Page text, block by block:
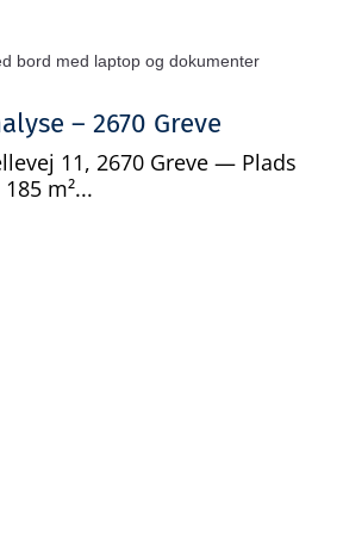
– 2670 Greve
11, 2670 Greve — Plads
m²...